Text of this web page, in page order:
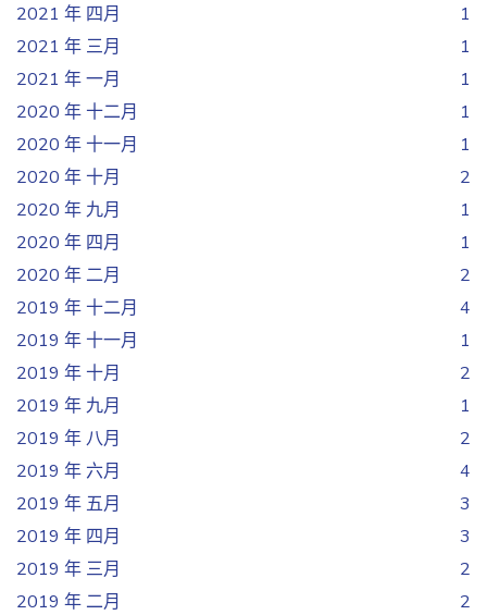
2021 年 四月
1
2021 年 三月
1
2021 年 一月
1
2020 年 十二月
1
2020 年 十一月
1
2020 年 十月
2
2020 年 九月
1
2020 年 四月
1
2020 年 二月
2
2019 年 十二月
4
2019 年 十一月
1
2019 年 十月
2
2019 年 九月
1
2019 年 八月
2
2019 年 六月
4
2019 年 五月
3
2019 年 四月
3
2019 年 三月
2
2019 年 二月
2